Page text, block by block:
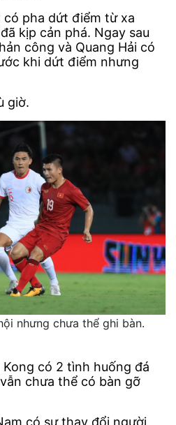
có pha dứt điểm từ xa
kịp cản phá. Ngay sau
công và Quang Hải có
khi dứt điểm nhưng
giờ.
nhưng chưa thể ghi bàn.
Kong có 2 tình huống đá
chưa thể có bàn gỡ
có sự thay đổi người